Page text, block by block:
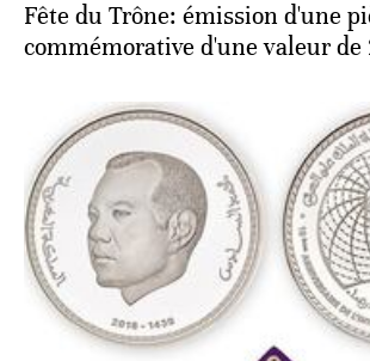
Fête du Trône: émission d'une
commémorative d'une valeur